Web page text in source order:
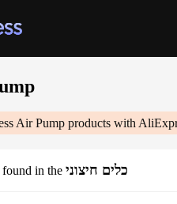
Air Pump products with
found in the כלים חיצוני